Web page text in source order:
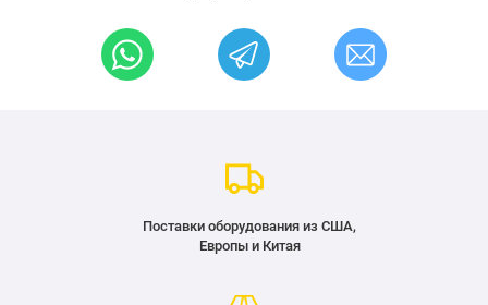
Поставки оборудования из США,
Европы и Китая